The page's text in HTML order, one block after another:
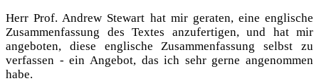
Herr Prof. Andrew Stewart hat mir geraten, eine englische
Zusammenfassung des Textes anzufertigen, und hat mir
angeboten, diese englische Zusammenfassung selbst zu
verfassen - ein Angebot, das ich sehr gerne angenommen
habe.